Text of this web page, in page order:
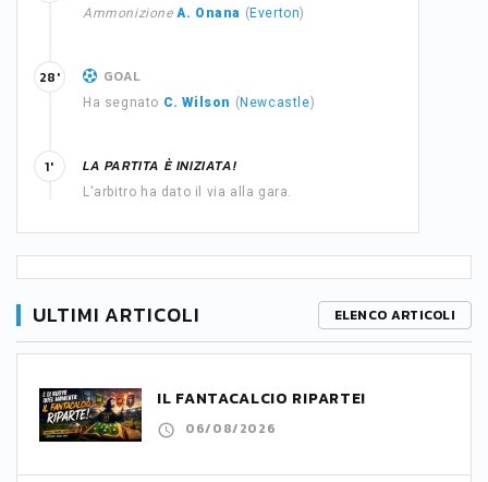
Ammonizione A. Onana ( Everton)
GOAL
Ha segnato C. Wilson ( Newcastle)
28'
LA PARTITA È INIZIATA!
L'arbitro ha dato il via alla gara.
1'
ULTIMI ARTICOLI ELENCO ARTICOLI
IL FANTACALCIO RIPARTE!
06/08/2026